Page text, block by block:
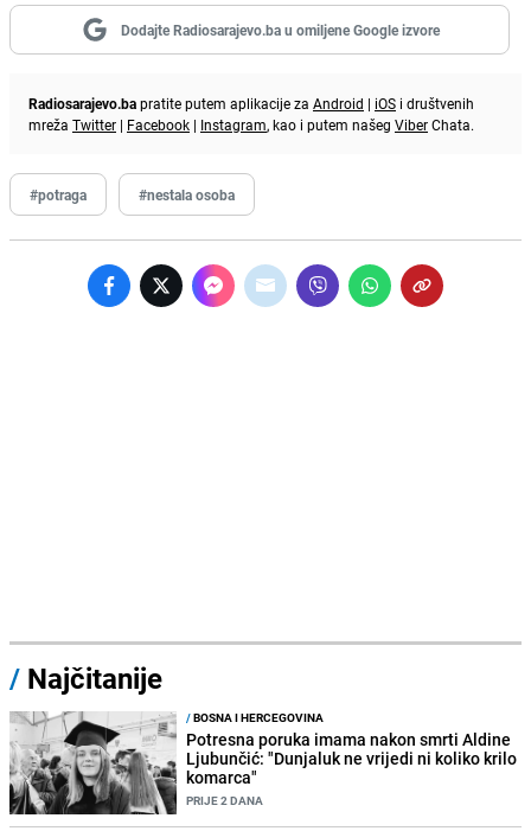
Dodajte Radiosarajevo.ba u omiljene Google izvore
Radiosarajevo.bapratite putem aplikacije za Android | iOS i društvenih
mreža Twitter | Facebook | Instagram, kao i putem našeg ViberChata.
#potraga #nestala osoba
/ Najčitanije
/BOSNA I HERCEGOVINA
Potresna poruka imama nakon smrti Aldine
Ljubunčić: "Dunjaluk ne vrijedi ni koliko krilo
komarca"
PRIJE 2 DANA